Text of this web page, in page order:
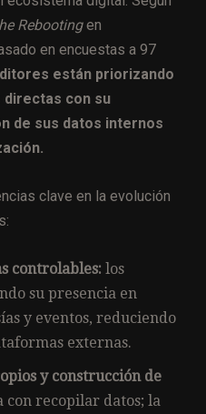
Rebootingen
en encuestas a 97
están priorizando
directas con su
de sus datos internos
clave en la evolución
controlables: los
su presencia en
y eventos, reduciendo
externas.
y construcción de
con recopilar datos; la